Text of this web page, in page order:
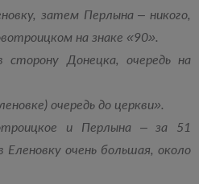
затем Перлына ‒ никого,
на знаке «90».
сторону Донецка, очередь на
очередь до церкви».
и Перлына ‒ за 51
очень большая, около